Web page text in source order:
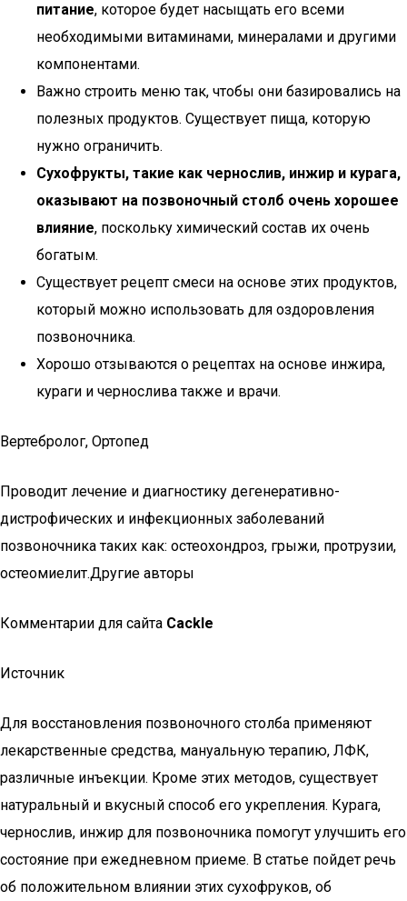
питание, которое будет насыщать его всеми
необходимыми витаминами, минералами и другими
компонентами.
Важно строить меню так, чтобы они базировались на
полезных продуктов. Существует пища, которую
нужно ограничить.
Сухофрукты, такие как чернослив, инжир и курага,
оказывают на позвоночный столб очень хорошее
влияние, поскольку химический состав их очень
богатым.
Существует рецепт смеси на основе этих продуктов,
который можно использовать для оздоровления
позвоночника.
Хорошо отзываются о рецептах на основе инжира,
кураги и чернослива также и врачи.
Вертебролог, Ортопед
Проводит лечение и диагностику дегенеративно-
дистрофических и инфекционных заболеваний
позвоночника таких как: остеохондроз, грыжи, протрузии,
остеомиелит.Другие авторы
Комментарии для сайта Cackle
Источник
Для восстановления позвоночного столба применяют
лекарственные средства, мануальную терапию, ЛФК,
различные инъекции. Кроме этих методов, существует
натуральный и вкусный способ его укрепления. Курага,
чернослив, инжир для позвоночника помогут улучшить его
состояние при ежедневном приеме. В статье пойдет речь
об положительном влиянии этих сухофруков, об